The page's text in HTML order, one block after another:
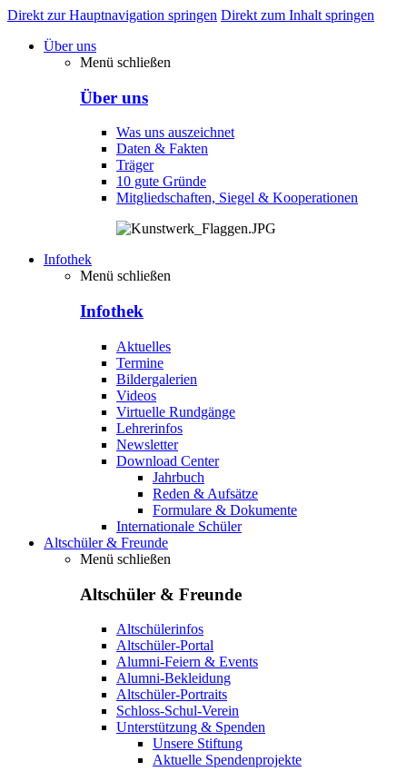
Direkt zur Hauptnavigation springen Direkt zum Inhalt springen
Über uns
Menü schließen
Über uns
Was uns auszeichnet
Daten & Fakten
Träger
10 gute Gründe
Mitgliedschaften, Siegel & Kooperationen
Infothek
Menü schließen
Infothek
Aktuelles
Termine
Bildergalerien
Videos
Virtuelle Rundgänge
Lehrerinfos
Newsletter
Download Center
Jahrbuch
Reden & Aufsätze
Formulare & Dokumente
Internationale Schüler
Altschüler & Freunde
Menü schließen
Altschüler & Freunde
Altschülerinfos
Altschüler-Portal
Alumni-Feiern & Events
Alumni-Bekleidung
Altschüler-Portraits
Schloss-Schul-Verein
Unterstützung & Spenden
Unsere Stiftung
Aktuelle Spendenprojekte